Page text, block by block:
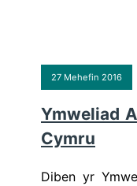
27 Mehefin 2016
Ymweliad
Cymru
Diben yr